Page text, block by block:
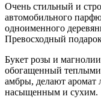
Очень стильный и
автомобильного
одноименного
Превосходный
Букет розы и
обогащенный
амбры, делают аромат
насыщенным и сухим.